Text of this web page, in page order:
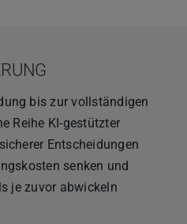
bis zur vollständigen
Reihe KI-gestützter
Entscheidungen
senken und
je zuvor abwickeln